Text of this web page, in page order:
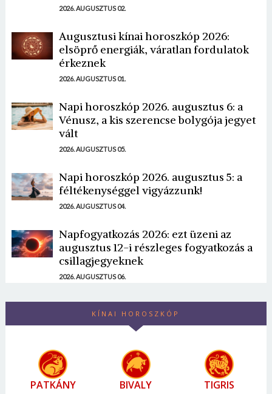
2026. AUGUSZTUS 02.
Augusztusi kínai horoszkóp 2026:
elsöprő energiák, váratlan fordulatok
érkeznek
2026. AUGUSZTUS 01.
Napi horoszkóp 2026. augusztus 6: a
Vénusz, a kis szerencse bolygója jegyet
vált
2026. AUGUSZTUS 05.
Napi horoszkóp 2026. augusztus 5: a
féltékenységgel vigyázzunk!
2026. AUGUSZTUS 04.
Napfogyatkozás 2026: ezt üzeni az
augusztus 12-i részleges fogyatkozás a
csillagjegyeknek
2026. AUGUSZTUS 06.
KÍNAI HOROSZKÓP
PATKÁNY BIVALY TIGRIS